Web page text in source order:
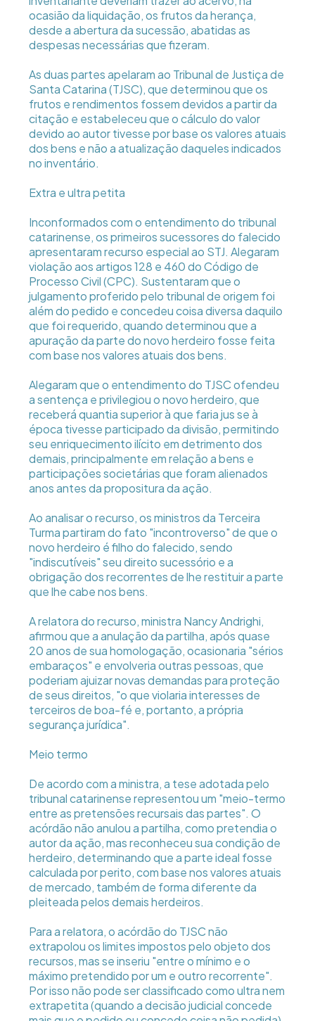
ocasião da liquidação, os frutos da herança,
desde a abertura da sucessão, abatidas as
despesas necessárias que fizeram.
As duas partes apelaram ao Tribunal de Justiça de
Santa Catarina (TJSC), que determinou que os
frutos e rendimentos fossem devidos a partir da
citação e estabeleceu que o cálculo do valor
devido ao autor tivesse por base os valores atuais
dos bens e não a atualização daqueles indicados
no inventário.
Extra e ultra petita
Inconformados com o entendimento do tribunal
catarinense, os primeiros sucessores do falecido
apresentaram recurso especial ao STJ. Alegaram
violação aos artigos 128 e 460 do Código de
Processo Civil (CPC). Sustentaram que o
julgamento proferido pelo tribunal de origem foi
além do pedido e concedeu coisa diversa daquilo
que foi requerido, quando determinou que a
apuração da parte do novo herdeiro fosse feita
com base nos valores atuais dos bens.
Alegaram que o entendimento do TJSC ofendeu
a sentença e privilegiou o novo herdeiro, que
receberá quantia superior à que faria jus se à
época tivesse participado da divisão, permitindo
seu enriquecimento ilícito em detrimento dos
demais, principalmente em relação a bens e
participações societárias que foram alienados
anos antes da propositura da ação.
Ao analisar o recurso, os ministros da Terceira
Turma partiram do fato "incontroverso" de que o
novo herdeiro é filho do falecido, sendo
"indiscutíveis" seu direito sucessório e a
obrigação dos recorrentes de lhe restituir a parte
que lhe cabe nos bens.
A relatora do recurso, ministra Nancy Andrighi,
afirmou que a anulação da partilha, após quase
20 anos de sua homologação, ocasionaria "sérios
embaraços" e envolveria outras pessoas, que
poderiam ajuizar novas demandas para proteção
de seus direitos, "o que violaria interesses de
terceiros de boa-fé e, portanto, a própria
segurança jurídica".
Meio termo
De acordo com a ministra, a tese adotada pelo
tribunal catarinense representou um "meio-termo
entre as pretensões recursais das partes". O
acórdão não anulou a partilha, como pretendia o
autor da ação, mas reconheceu sua condição de
herdeiro, determinando que a parte ideal fosse
calculada por perito, com base nos valores atuais
de mercado, também de forma diferente da
pleiteada pelos demais herdeiros.
Para a relatora, o acórdão do TJSC não
extrapolou os limites impostos pelo objeto dos
recursos, mas se inseriu "entre o mínimo e o
máximo pretendido por um e outro recorrente".
Por isso não pode ser classificado como ultra nem
extrapetita (quando a decisão judicial concede